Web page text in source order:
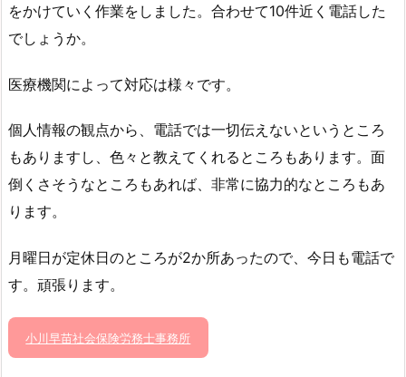
をかけていく作業をしました。合わせて10件近く電話した
でしょうか。
医療機関によって対応は様々です。
個人情報の観点から、電話では一切伝えないというところ
もありますし、色々と教えてくれるところもあります。面
倒くさそうなところもあれば、非常に協力的なところもあ
ります。
月曜日が定休日のところが2か所あったので、今日も電話で
す。頑張ります。
小川早苗社会保険労務士事務所